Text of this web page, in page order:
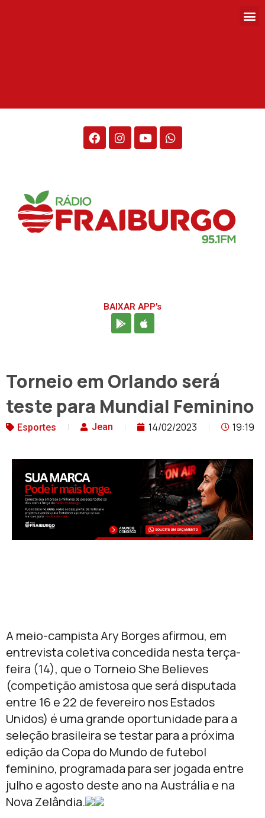
BAIXAR APP's
Torneio em Orlando será
teste para Mundial Feminino
Esportes Jean 14/02/2023 19:19
A meio-campista Ary Borges afirmou, em
entrevista coletiva concedida nesta terça-
feira (14), que o Torneio She Believes
(competição amistosa que será disputada
entre 16 e 22 de fevereiro nos Estados
Unidos) é uma grande oportunidade para a
seleção brasileira se testar para a próxima
edição da Copa do Mundo de futebol
feminino, programada para ser jogada entre
julho e agosto deste ano na Austrália e na
Nova Zelândia.